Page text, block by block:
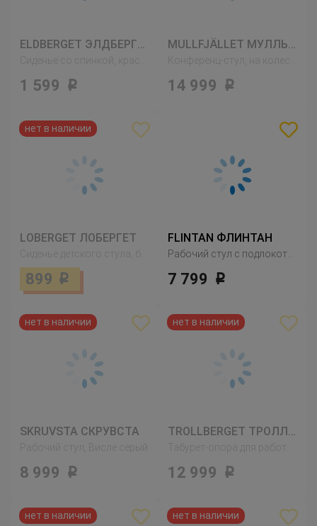
1 599 Р 14 999 Р
LOBERGET ЛОБЕРГЕТ
899 Р
FLINTAN ФЛИНТАН
7 799 Р
SKRUVSTA СКРУВСТА
Рабочий стул, Висле серый
8 999 Р 12 999 Р